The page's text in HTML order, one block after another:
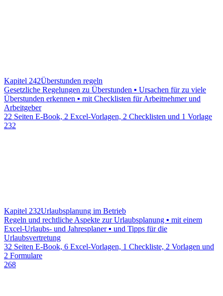
Kapitel 242Überstunden regeln
Gesetzliche Regelungen zu Überstunden ▪ Ursachen für zu viele
Überstunden erkennen ▪ mit Checklisten für Arbeitnehmer und
Arbeitgeber
22 Seiten E-Book, 2 Excel-Vorlagen, 2 Checklisten und 1 Vorlage
232
Kapitel 232Urlaubsplanung im Betrieb
Regeln und rechtliche Aspekte zur Urlaubsplanung ▪ mit einem
Excel-Urlaubs- und Jahresplaner ▪ und Tipps für die
Urlaubsvertretung
32 Seiten E-Book, 6 Excel-Vorlagen, 1 Checkliste, 2 Vorlagen und
2 Formulare
268